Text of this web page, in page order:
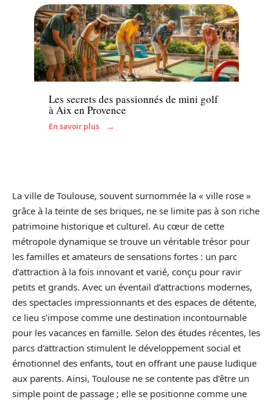
Famille
Les secrets des passionnés de mini golf
à Aix en Provence
En savoir plus
La ville de Toulouse, souvent surnommée la « ville rose »
grâce à la teinte de ses briques, ne se limite pas à son riche
patrimoine historique et culturel. Au cœur de cette
métropole dynamique se trouve un véritable trésor pour
les familles et amateurs de sensations fortes : un parc
d’attraction à la fois innovant et varié, conçu pour ravir
petits et grands. Avec un éventail d’attractions modernes,
des spectacles impressionnants et des espaces de détente,
ce lieu s’impose comme une destination incontournable
pour les vacances en famille. Selon des études récentes, les
parcs d’attraction stimulent le développement social et
émotionnel des enfants, tout en offrant une pause ludique
aux parents. Ainsi, Toulouse ne se contente pas d’être un
simple point de passage ; elle se positionne comme une